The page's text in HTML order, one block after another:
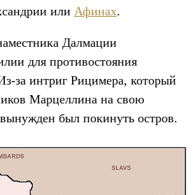
или Афинах.
Далмации
для противостояния
за интриг Рицимера, который
Марцеллина на свою
был покинуть остров.